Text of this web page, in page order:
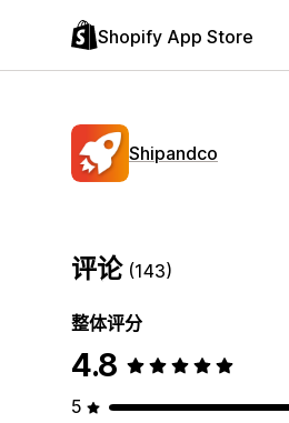
Shopify App Store
Shipandco
评论 (143)
整体评分
4.8
5